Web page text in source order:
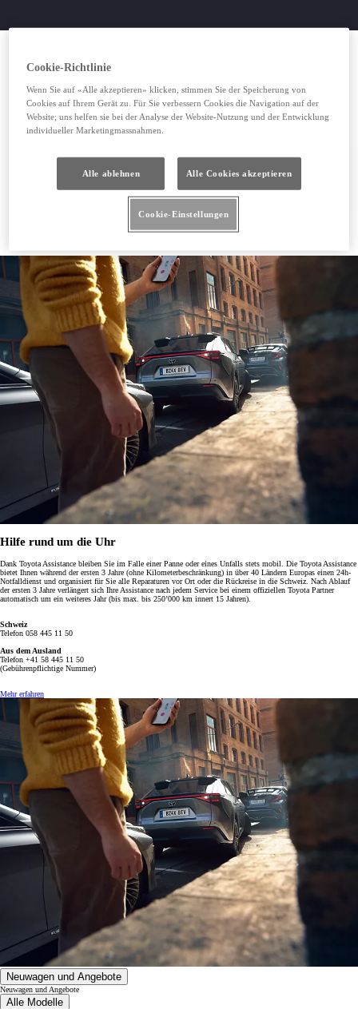
Toyota Pannendienst anrufen(Wird in neuem Fenster geöffnet)
Hilfe rund um die Uhr
Dank Toyota Assistance bleiben Sie im Falle einer Panne oder eines Unfalls stets mobil. Die Toyota Assistance
bietet Ihnen während der ersten 3 Jahre (ohne Kilometerbeschränkung) in über 40 Ländern Europas einen 24h-
Notfalldienst und organisiert für Sie alle Reparaturen vor Ort oder die Rückreise in die Schweiz. Nach Ablauf
der ersten 3 Jahre verlängert sich Ihre Assistance nach jedem Service bei einem offiziellen Toyota Partner
automatisch um ein weiteres Jahr (bis max. bis 250’000 km innert 15 Jahren).
Schweiz
Telefon 058 445 11 50
Aus dem Ausland
Telefon +41 58 445 11 50
(Gebührenpflichtige Nummer)
Mehr erfahren
Neuwagen und Angebote
Neuwagen und Angebote
Alle Modelle
Cookie-Richtlinie
Wenn Sie auf «Alle akzeptieren» klicken, stimmen Sie der Speicherung von
Cookies auf Ihrem Gerät zu. Für Sie verbessern Cookies die Navigation auf der
Website; uns helfen sie bei der Analyse der Website-Nutzung und der Entwicklung
individueller Marketingmassnahmen.
Alle ablehnen Alle Cookies akzeptieren
Cookie-Einstellungen